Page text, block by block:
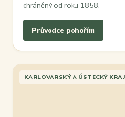
chráněný od roku 1858.
Průvodce pohořím
KARLOVARSKÝ A ÚSTECKÝ KRAJ